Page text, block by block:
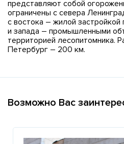
представляют собой
ограничены с севера
с востока – жилой застройкой
и запада – промышленными
территорией лесопитомника.
Петербург – 200 км.
Возможно Вас